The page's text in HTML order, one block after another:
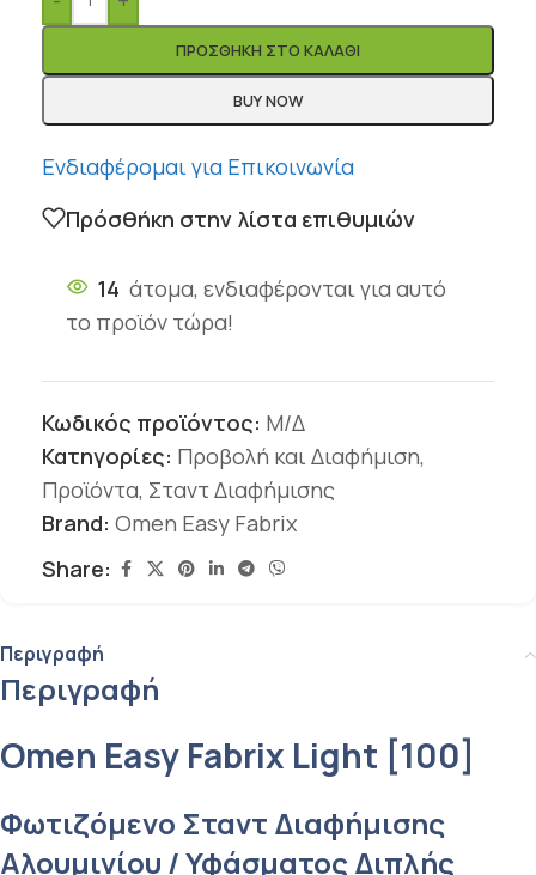
ΠΡΟΣΘΉΚΗ ΣΤΟ ΚΑΛΆΘΙ
BUY NOW
Ενδιαφέρομαι για Επικοινωνία
Πρόσθήκη στην λίστα επιθυμιών
14 άτομα, ενδιαφέρονται για αυτό
το προϊόν τώρα!
Κωδικός προϊόντος: Μ/Δ
Κατηγορίες: Προβολή και Διαφήμιση,
Προϊόντα, Σταντ Διαφήμισης
Brand: Omen Easy Fabrix
Share:
Περιγραφή
Περιγραφή
Omen Easy Fabrix Light [100]
Φωτιζόμενο Σταντ Διαφήμισης
Αλουμινίου / Υφάσματος Διπλής